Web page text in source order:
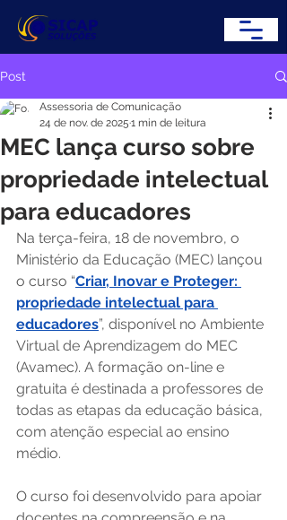
Post
MEC lança curso sobre
propriedade intelectual
para educadores
Assessoria de Comunicação
24 de nov. de 2025 1 min de leitura
Na terça-feira, 18 de novembro, o
Ministério da Educação (MEC) lançou
o curso “Criar, Inovar e Proteger:
propriedade intelectual para
educadores”, disponível no Ambiente
Virtual de Aprendizagem do MEC
(Avamec). A formação on-line e
gratuita é destinada a professores de
todas as etapas da educação básica,
com atenção especial ao ensino
médio.
O curso foi desenvolvido para apoiar